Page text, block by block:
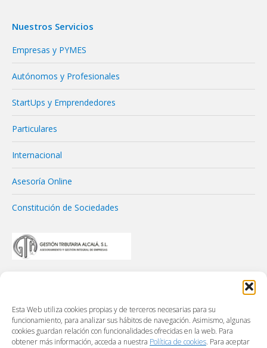
Esta Web utiliza cookies propias y de terceros necesarias para su
funcionamiento, para analizar sus hábitos de navegación. Asimismo, algunas
cookies guardan relación con funcionalidades ofrecidas en la web. Para
obtener más información, acceda a nuestra Política de cookies. Para aceptar
Nuestros Servicios
Empresas y PYMES
Autónomos y Profesionales
StartUps y Emprendedores
Particulares
Internacional
Asesoría Online
Constitución de Sociedades